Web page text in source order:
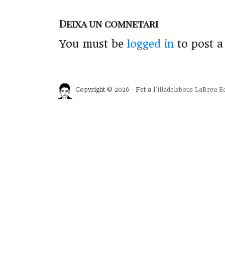
Deixa un comnetari
You must be logged in to post
Copyright © 2026 · Fet a l'illadelsbous LaBreu